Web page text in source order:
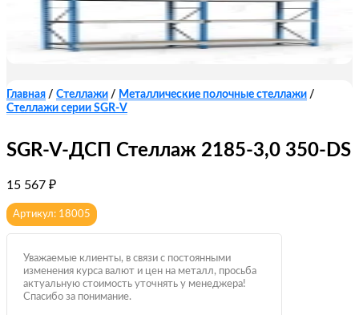
Главная / Стеллажи / Металлические полочные стеллажи /
Стеллажи серии SGR-V
SGR-V-ДСП Стеллаж 2185-3,0 350-DS
15 567 ₽
Артикул: 18005
Уважаемые клиенты, в связи с постоянными
изменения курса валют и цен на металл, просьба
актуальную стоимость уточнять у менеджера!
Спасибо за понимание.